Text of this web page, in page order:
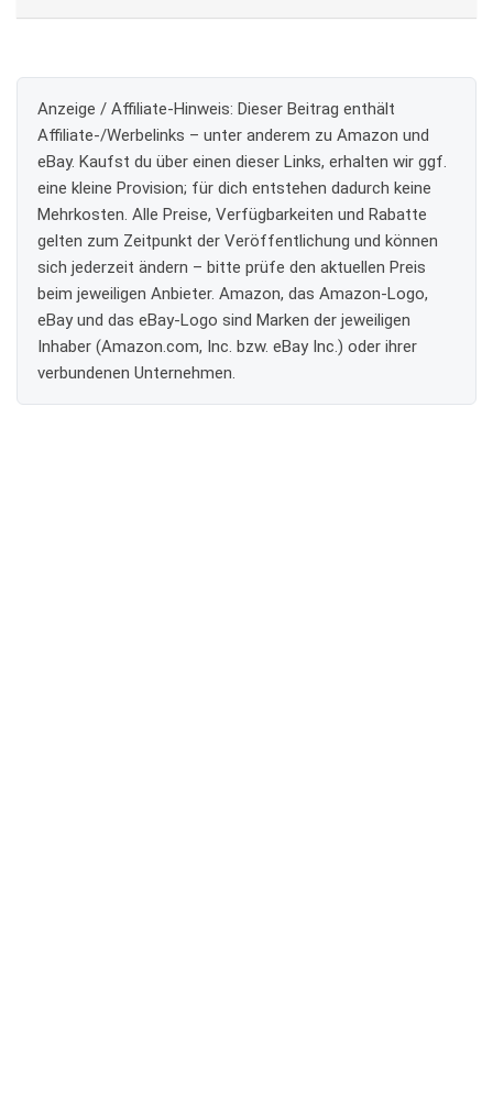
Anzeige / Affiliate-Hinweis: Dieser Beitrag enthält
Affiliate-/Werbelinks – unter anderem zu Amazon und
eBay. Kaufst du über einen dieser Links, erhalten wir ggf.
eine kleine Provision; für dich entstehen dadurch keine
Mehrkosten. Alle Preise, Verfügbarkeiten und Rabatte
gelten zum Zeitpunkt der Veröffentlichung und können
sich jederzeit ändern – bitte prüfe den aktuellen Preis
beim jeweiligen Anbieter. Amazon, das Amazon-Logo,
eBay und das eBay-Logo sind Marken der jeweiligen
Inhaber (Amazon.com, Inc. bzw. eBay Inc.) oder ihrer
verbundenen Unternehmen.